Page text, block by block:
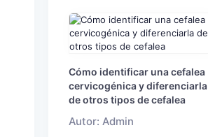
Cómo identificar una cefalea
cervicogénica y diferenciarla
de otros tipos de cefalea
Autor: Admin